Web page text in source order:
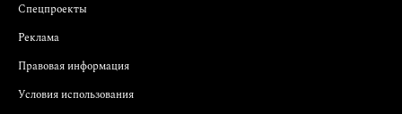
Спецпроекты
Реклама
Правовая информация
Условия использования